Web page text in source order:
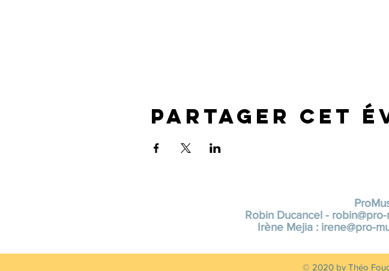
Partager cet
Robin Ducancel -
Irène Mejia : irene@pro-
© 2020 by Théo